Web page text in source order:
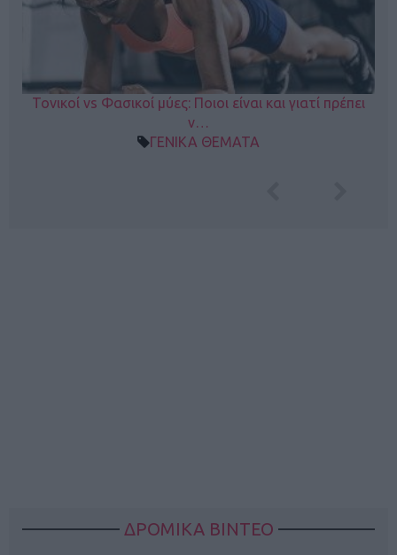
Τονικοί vs Φασικοί μύες: Ποιοι είναι και γιατί πρέπει
ν…
ΓΕΝΙΚΑ ΘΕΜΑΤΑ
ΔΡΟΜΙΚΑ ΒΙΝΤΕΟ